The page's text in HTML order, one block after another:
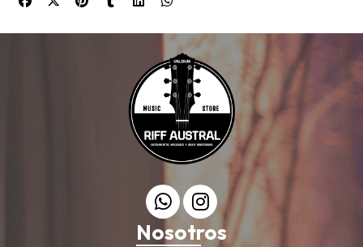
Nosotros